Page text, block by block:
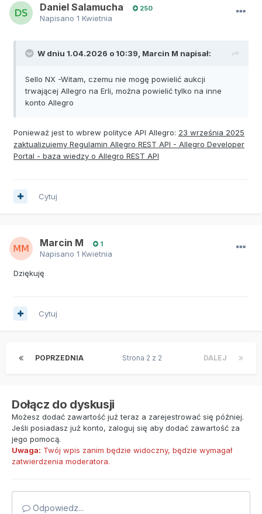
Daniel Salamucha 250
Napisano 1 Kwietnia
W dniu 1.04.2026 o 10:39, Marcin M napisał:
Sello NX -Witam, czemu nie mogę powielić aukcji
trwającej Allegro na Erli, można powielić tylko na inne
konto Allegro
Ponieważ jest to wbrew polityce API Allegro: 23 września 2025
zaktualizujemy Regulamin Allegro REST API - Allegro Developer
Portal - baza wiedzy o Allegro REST API
Cytuj
Marcin M 1
Napisano 1 Kwietnia
Dziękuję
Cytuj
POPRZEDNIA DALEJ
Strona 2 z 2
Dołącz do dyskusji
Możesz dodać zawartość już teraz a zarejestrować się później.
Jeśli posiadasz już konto, zaloguj się aby dodać zawartość za
jego pomocą.
Uwaga: Twój wpis zanim będzie widoczny, będzie wymagał
zatwierdzenia moderatora.
Odpowiedz...